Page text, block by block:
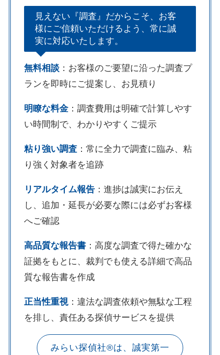
見えない『調査』だからこそ、お客
様にご信頼いただけるよう、常に誠
実に対応いたします。
無料相談：お客様のご要望に沿った調査プ
ランを即時にご提案し、お見積り
明瞭な料金：調査費用は明確で計算しやす
い時間制で、わかりやすくご提示
粘り強い調査：常に全力で調査に臨み、粘
り強く対象者を追跡
リアルタイム報告：進捗は誠実にお伝え
し、追加・延長が必要な際には必ずお客様
へご確認
高品質な報告書：高度な調査で得た確かな
証拠をもとに、裁判でも使える詳細で高品
質な報告書を作成
正当性重視：違法な調査依頼や無駄な工程
を排し、責任ある探偵サービスを提供
みらい探偵社®︎は、誠実第一